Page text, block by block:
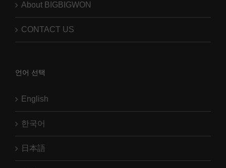
About BIGBIGWON
CONTACT US
언어 선택
English
한국어
日本語